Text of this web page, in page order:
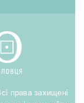
права захищені